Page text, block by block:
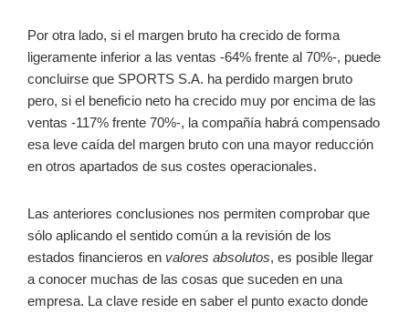
Por otra lado, si el margen bruto ha crecido de forma
ligeramente inferior a las ventas -64% frente al 70%-, puede
concluirse que SPORTS S.A. ha perdido margen bruto
pero, si el beneficio neto ha crecido muy por encima de las
ventas -117% frente 70%-, la compañía habrá compensado
esa leve caída del margen bruto con una mayor reducción
en otros apartados de sus costes operacionales.
Las anteriores conclusiones nos permiten comprobar que
sólo aplicando el sentido común a la revisión de los
estados financieros en valores absolutos, es posible llegar
a conocer muchas de las cosas que suceden en una
empresa. La clave reside en saber el punto exacto donde